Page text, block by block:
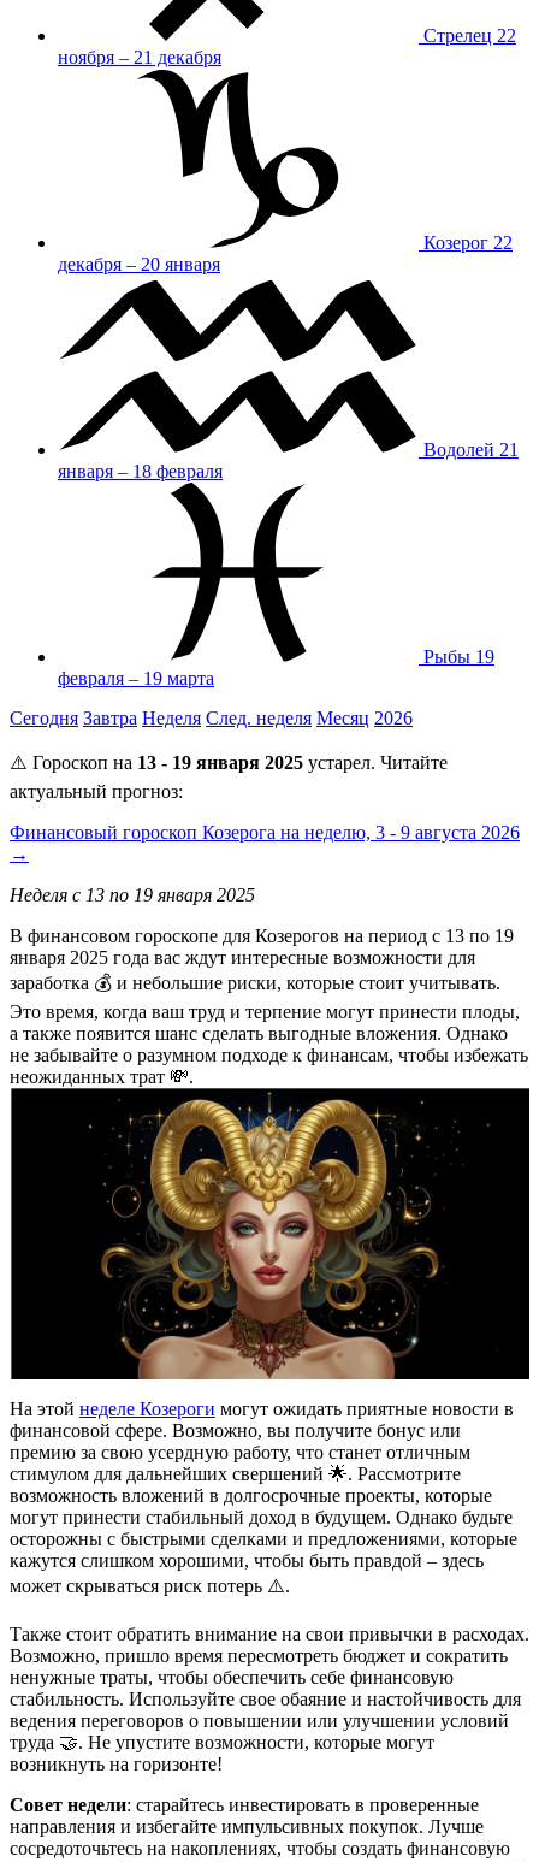
Стрелец 22
ноября – 21 декабря
Козерог 22
декабря – 20 января
Водолей 21
января – 18 февраля
Рыбы 19
февраля – 19 марта
Сегодня Завтра Неделя След. неделя Месяц 2026
⚠️ Гороскоп на 13 - 19 января 2025 устарел. Читайте
актуальный прогноз:
Финансовый гороскоп Козерога на неделю, 3 - 9 августа 2026
→
Неделя с 13 по 19 января 2025
В финансовом гороскопе для Козерогов на период с 13 по 19
января 2025 года вас ждут интересные возможности для
заработка 💰 и небольшие риски, которые стоит учитывать.
Это время, когда ваш труд и терпение могут принести плоды,
а также появится шанс сделать выгодные вложения. Однако
не забывайте о разумном подходе к финансам, чтобы избежать
неожиданных трат 💸.
На этой неделе Козероги могут ожидать приятные новости в
финансовой сфере. Возможно, вы получите бонус или
премию за свою усердную работу, что станет отличным
стимулом для дальнейших свершений 🌟. Рассмотрите
возможность вложений в долгосрочные проекты, которые
могут принести стабильный доход в будущем. Однако будьте
осторожны с быстрыми сделками и предложениями, которые
кажутся слишком хорошими, чтобы быть правдой – здесь
может скрываться риск потерь ⚠️.
Также стоит обратить внимание на свои привычки в расходах.
Возможно, пришло время пересмотреть бюджет и сократить
ненужные траты, чтобы обеспечить себе финансовую
стабильность. Используйте свое обаяние и настойчивость для
ведения переговоров о повышении или улучшении условий
труда 🤝. Не упустите возможности, которые могут
возникнуть на горизонте!
Совет недели: старайтесь инвестировать в проверенные
направления и избегайте импульсивных покупок. Лучше
сосредоточьтесь на накоплениях, чтобы создать финансовую